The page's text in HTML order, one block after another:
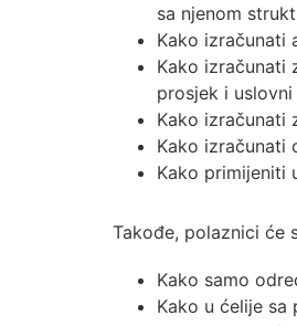
sa njenom
Kako izračunati
Kako izračunati
prosjek i uslovni
Kako izračunati
Kako izračunati
Kako primijeniti
Takođe, polaznici će
Kako samo
Kako u ćelije